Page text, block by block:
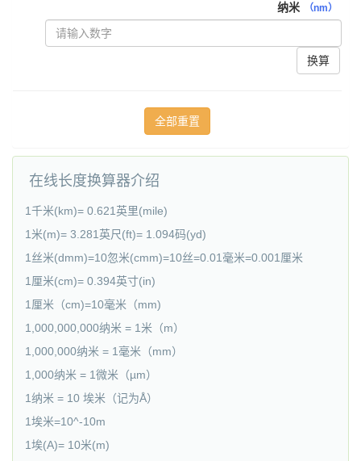
纳米
（nm）
换算
在线长度换算器介绍
1千米(km)= 0.621英里(mile)
1米(m)= 3.281英尺(ft)= 1.094码(yd)
1丝米(dmm)=10忽米(cmm)=10丝=0.01毫米=0.001厘米
1厘米(cm)= 0.394英寸(in)
1厘米（cm)=10毫米（mm)
1,000,000,000纳米 = 1米（m）
1,000,000纳米 = 1毫米（mm）
1,000纳米 = 1微米（µm）
1纳米 = 10 埃米（记为Å）
1埃米=10^-10m
1埃(A)= 10米(m)